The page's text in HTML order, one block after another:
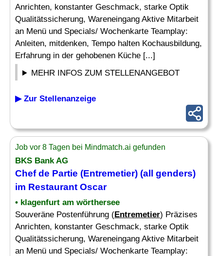
Anrichten, konstanter Geschmack, starke Optik
Qualitätssicherung, Wareneingang Aktive Mitarbeit
an Menü und Specials/ Wochenkarte Teamplay:
Anleiten, mitdenken, Tempo halten Kochausbildung,
Erfahrung in der gehobenen Küche [...]
MEHR INFOS ZUM STELLENANGEBOT
▶ Zur Stellenanzeige
Job vor 8 Tagen bei Mindmatch.ai gefunden
BKS Bank AG
Chefde Partie (Entremetier) (all genders)
im Restaurant Oscar
• klagenfurt am wörthersee
Souveräne Postenführung (Entremetier) Präzises
Anrichten, konstanter Geschmack, starke Optik
Qualitätssicherung, Wareneingang Aktive Mitarbeit
an Menü und Specials/ Wochenkarte Teamplay: